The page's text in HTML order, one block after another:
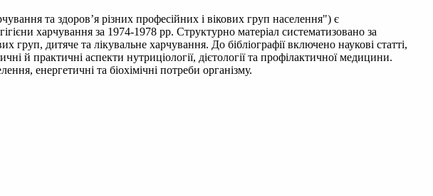
та здоров’я різних професійних і вікових груп населення") є
харчування за 1974-1978 рр. Структурно матеріал систематизовано за
дитяче та лікувальне харчування. До бібліографії включено наукові статті,
й практичні аспекти нутриціології, дієтології та профілактичної медицини.
енергетичні та біохімічні потреби організму.